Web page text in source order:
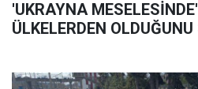
'UKRAYNA
ÜLKELERDEN